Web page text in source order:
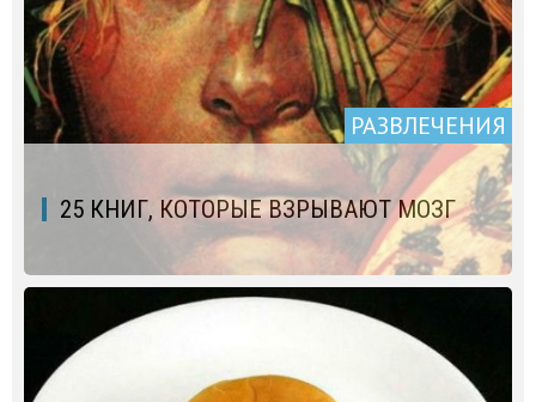
РАЗВЛЕЧЕНИЯ
25 КНИГ, КОТОРЫЕ ВЗРЫВАЮТ МОЗГ